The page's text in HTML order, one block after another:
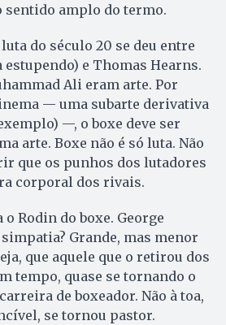
sentido amplo do termo.
do século 20 se deu entre
e Thomas Hearns.
Ali eram arte. Por
— uma subarte derivativa
—, o boxe deve ser
arte. Boxe não é só luta. Não
que os punhos dos lutadores
corporal dos rivais.
Rodin do boxe. George
Grande, mas menor
que aquele que o retirou dos
tempo, quase se tornando o
de boxeador. Não à toa,
se tornou pastor.